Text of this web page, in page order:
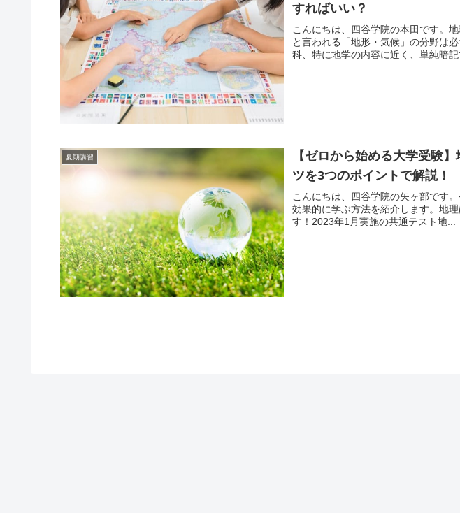
すればいい？
こんにちは、四谷学院の本田です。
と言われる「地形・気候」の分野は
科、特に地学の内容に近く、単純暗記
夏期講習
【ゼロから始める大学受験
ツを3つのポイントで解説！
こんにちは、四谷学院の矢ヶ部です
効果的に学ぶ方法を紹介します。地
す！2023年1月実施の共通テスト地...